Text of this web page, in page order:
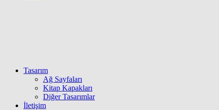
Tasarım
Ağ Sayfaları
Kitap Kapakları
Diğer Tasarımlar
İletişim